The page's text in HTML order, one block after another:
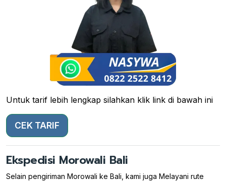
Untuk tarif lebih lengkap silahkan klik link di bawah ini
CEK TARIF
Ekspedisi Morowali Bali
Selain pengiriman Morowali ke Bali, kami juga Melayani rute